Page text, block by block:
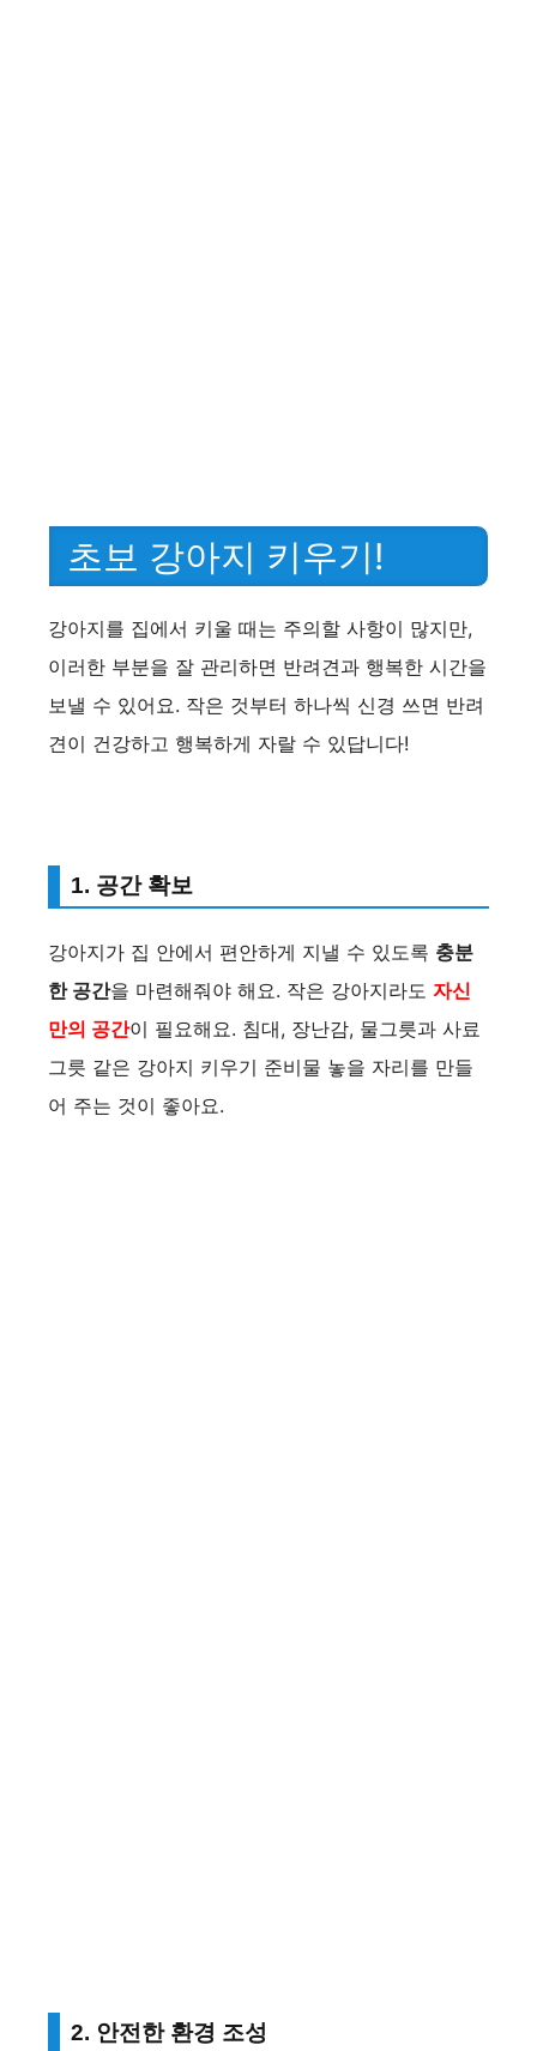
초보 강아지 키우기!
강아지를 집에서 키울 때는 주의할 사항이 많지만,
이러한 부분을 잘 관리하면 반려견과 행복한 시간을
보낼 수 있어요. 작은 것부터 하나씩 신경 쓰면 반려
견이 건강하고 행복하게 자랄 수 있답니다!
1. 공간 확보
강아지가 집 안에서 편안하게 지낼 수 있도록 충분
한 공간을 마련해줘야 해요. 작은 강아지라도 자신
만의 공간이 필요해요. 침대, 장난감, 물그릇과 사료
그릇 같은 강아지 키우기 준비물 놓을 자리를 만들
어 주는 것이 좋아요.
2. 안전한 환경 조성